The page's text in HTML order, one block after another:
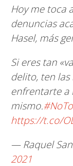
Hoy me toca
denuncias
Hasel, más
Si eres tan
delito, ten las
enfrentarte a
mismo.
https://t.co/
— Raquel
2021